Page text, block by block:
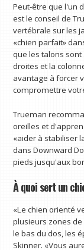
Peut-être que l'un
est le conseil de
vertébrale sur les
«chien parfait»
que les talons
droites et la
avantage à forcer
compromettre
Trueman
oreilles et
«aider à stabiliser
dans Downward
pieds jusqu'aux
À quoi sert un
«Le chien orienté
plusieurs zones
le bas du dos, les
Skinner. «Vous